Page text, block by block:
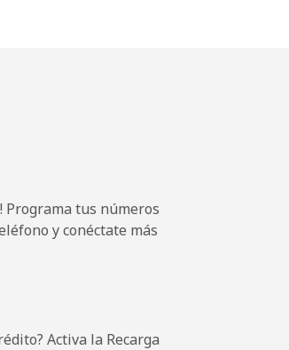
Programa tus números
y conéctate más
Activa la Recarga